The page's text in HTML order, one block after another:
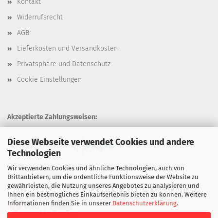
Diese Webseite verwendet Cookies und andere
Technologien
Wir verwenden Cookies und ähnliche Technologien, auch von
Drittanbietern, um die ordentliche Funktionsweise der Website zu
gewährleisten, die Nutzung unseres Angebotes zu analysieren und
Ihnen ein bestmögliches Einkaufserlebnis bieten zu können. Weitere
Informationen finden Sie in unserer Datenschutzerklärung.
Kontakt
Widerrufsrecht
AGB
Lieferkosten und Versandkosten
Privatsphäre und Datenschutz
Cookie Einstellungen
Akzeptierte Zahlungsweisen:
Unsere Versandarten: